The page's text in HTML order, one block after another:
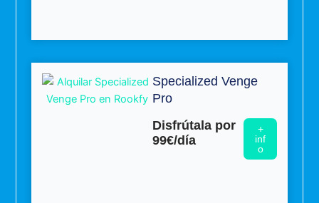
Specialized Venge
Pro
Disfrútala por
99€/día
+
inf
o